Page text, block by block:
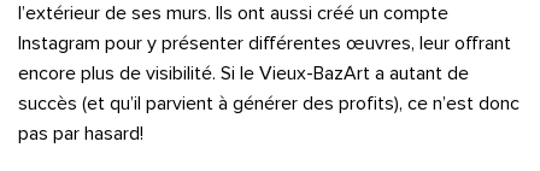
l’extérieur de ses murs. Ils ont aussi créé un compte
Instagram pour y présenter différentes œuvres, leur offrant
encore plus de visibilité. Si le Vieux-BazArt a autant de
succès (et qu’il parvient à générer des profits), ce n’est donc
pas par hasard!